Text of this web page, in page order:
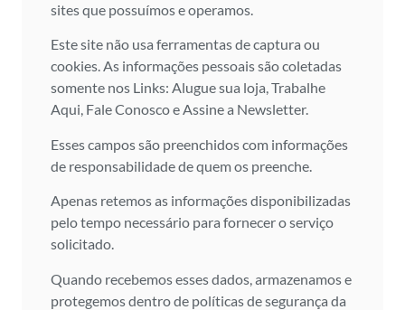
sites que possuímos e operamos.
Este site não usa ferramentas de captura ou
cookies. As informações pessoais são coletadas
somente nos Links: Alugue sua loja, Trabalhe
Aqui, Fale Conosco e Assine a Newsletter.
Esses campos são preenchidos com informações
de responsabilidade de quem os preenche.
Apenas retemos as informações disponibilizadas
pelo tempo necessário para fornecer o serviço
solicitado.
Quando recebemos esses dados, armazenamos e
protegemos dentro de políticas de segurança da